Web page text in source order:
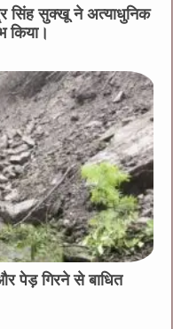
सिंह सुक्खू ने अत्याधुनिक
किया।
पेड़ गिरने से बाधित